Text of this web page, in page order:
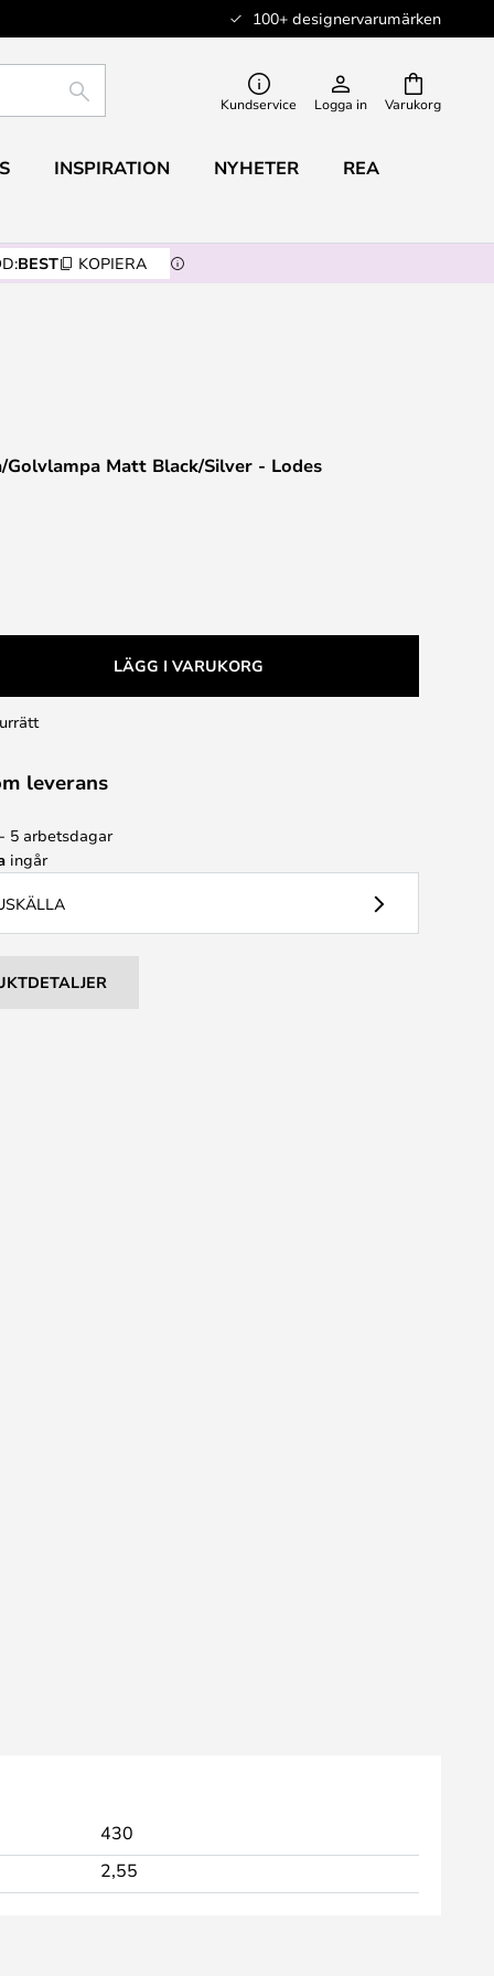
100+ designervarumärken
Varukorg
SÖK Kundservice Logga in
INSPIRATION NYHETER REA
BEST KOPIERA
Golvlampa Matt Black/Silver - Lodes
LÄGG I VARUKORG
leverans
5 arbetsdagar
ingår
430
2,55